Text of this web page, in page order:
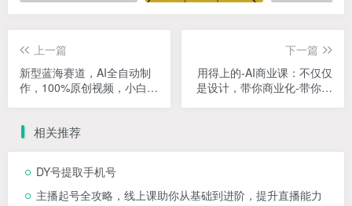
上一篇
新型蓝海赛道，AI全自动制
作，100%原创视频，小白轻
下一篇
用得上的-AI商业课：不仅仅
是设计，带你商业化-带你思
相关推荐
DY号提取手机号
主播起号全攻略，线上课助你从基础到进阶，提升直播能力